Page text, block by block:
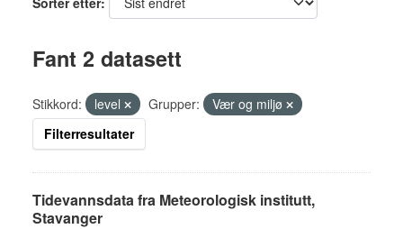
Fant 2 datasett
Stikkord: level Grupper:
Vær og miljø
Filterresultater
Tidevannsdata fra Meteorologisk institutt,
Stavanger